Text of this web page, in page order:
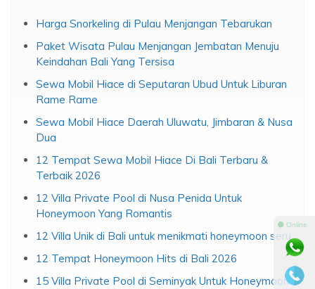
Travel Info
Harga Snorkeling di Pulau Menjangan Tebarukan
Paket Wisata Pulau Menjangan Jembatan Menuju
Keindahan Bali Yang Tersisa
Sewa Mobil Hiace di Seputaran Ubud Untuk Liburan
Rame Rame
Sewa Mobil Hiace Daerah Uluwatu, Jimbaran & Nusa
Dua
12 Tempat Sewa Mobil Hiace Di Bali Terbaru &
Terbaik 2026
12 Villa Private Pool di Nusa Penida Untuk
⚫ Online